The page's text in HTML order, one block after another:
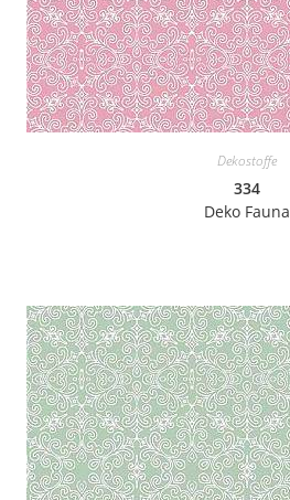
Dekostoffe
334
Deko Fauna